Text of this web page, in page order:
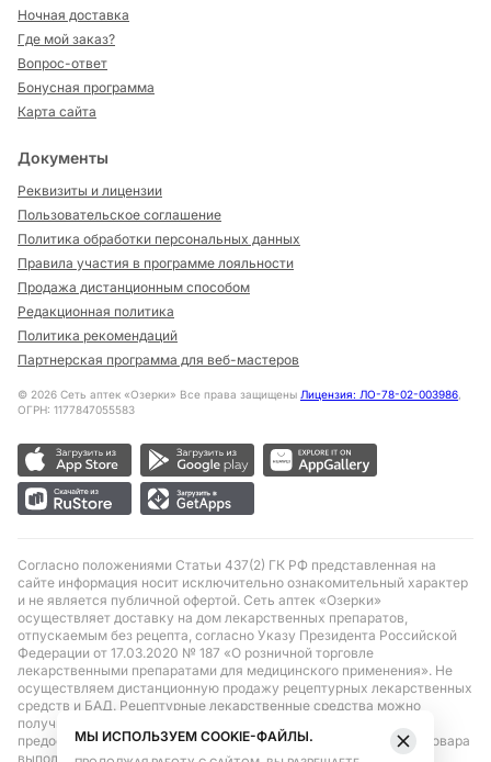
Ночная доставка
Где мой заказ?
Вопрос-ответ
Бонусная программа
Карта сайта
Документы
Реквизиты и лицензии
Пользовательское соглашение
Политика обработки персональных данных
Правила участия в программе лояльности
Продажа дистанционным способом
Редакционная политика
Политика рекомендаций
Партнерская программа для веб-мастеров
© 2026 Сеть аптек «Озерки» Все права защищены Лицензия: ЛО-78-02-003986,
ОГРН: 1177847055583
Согласно положениями Статьи 437(2) ГК РФ представленная на
сайте информация носит исключительно ознакомительный характер
и не является публичной офертой. Сеть аптек «Озерки»
осуществляет доставку на дом лекарственных препаратов,
отпускаемым без рецепта, согласно Указу Президента Российской
Федерации от 17.03.2020 № 187 «О розничной торговле
лекарственными препаратами для медицинского применения». Не
осуществляем дистанционную продажу рецептурных лекарственных
средств и БАД. Рецептурные лекарственные средства можно
получить только при помощи самовывоза в аптеке при
предоставлении рецепта, выписанного врачом. Бронирование товара
выполняется при условиях последующего выкупа заказа в
МЫ ИСПОЛЬЗУЕМ COOKIE-ФАЙЛЫ.